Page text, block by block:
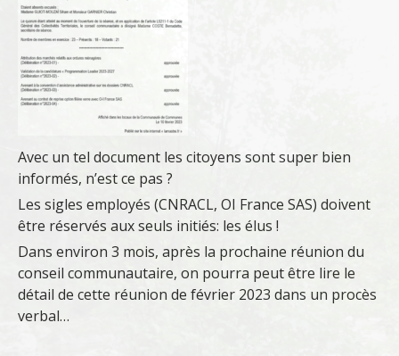
Avec un tel document les citoyens sont super bien
informés, n’est ce pas ?
Les sigles employés (CNRACL, OI France SAS) doivent
être réservés aux seuls initiés: les élus !
Dans environ 3 mois, après la prochaine réunion du
conseil communautaire, on pourra peut être lire le
détail de cette réunion de février 2023 dans un procès
verbal…